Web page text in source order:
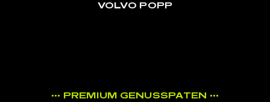
VOLVO POPP
••• PREMIUM GENUSSPATEN •••